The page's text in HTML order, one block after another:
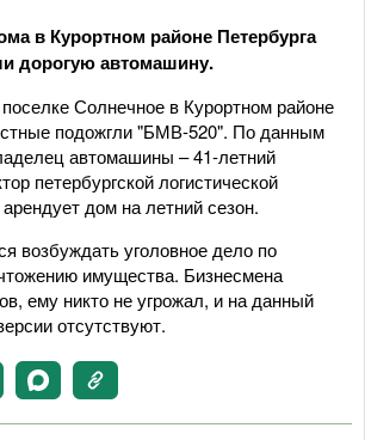
в Курортном районе Петербурга
дорогую автомашину.
Солнечное в Курортном районе
подожгли "БМВ-520". По данным
автомашины – 41-летний
петербургской логистической
дом на летний сезон.
возбуждать уголовное дело по
имущества. Бизнесмена
ему никто не угрожал, и на данный
отсутствуют.